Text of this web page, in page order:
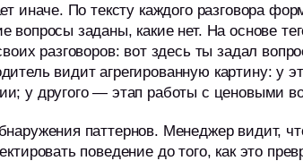
иначе. По тексту каждого разговора
вопросы заданы, какие нет. На основе
разговоров: вот здесь ты задал
видит агрегированную картину: у
у другого — этап работы с ценовыми
паттернов. Менеджер видит,
поведение до того, как это